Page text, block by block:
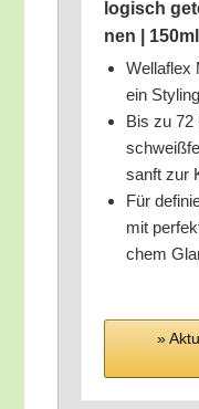
lo­gisch
nen | 150ml
Wel­laflex
ein
Bis zu 72
sanft zur
Für
mit
chem
»